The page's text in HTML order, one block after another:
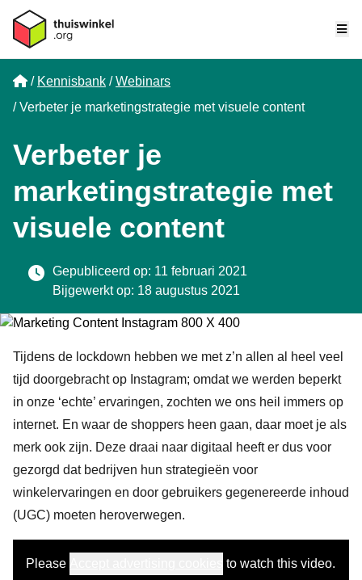
Home
Kennisbank
Webinars
Verbeter je marketingstrategie met visuele content
Verbeter je
marketingstrategie met
visuele content
Gepubliceerd op: 11 februari 2021
Bijgewerkt op: 18 augustus 2021
Tijdens de lockdown hebben we met z’n allen al heel veel
tijd doorgebracht op Instagram; omdat we werden beperkt
in onze ‘echte’ ervaringen, zochten we ons heil immers op
internet. En waar de shoppers heen gaan, daar moet je als
merk ook zijn. Deze draai naar digitaal heeft er dus voor
gezorgd dat bedrijven hun strategieën voor
winkelervaringen en door gebruikers gegenereerde inhoud
(UGC) moeten heroverwegen.
Please to watch this video.